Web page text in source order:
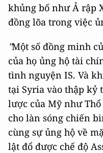
khủng bố như Ả rập
đồng lõa trong việc
"Một số đồng minh
của họ ủng hộ tài
tình nguyện IS. Và
tại Syria vào thập kỷ
lược của Mỹ như
cho làn sóng chiến
cùng sự ủng hộ về
lật đổ được chế độ